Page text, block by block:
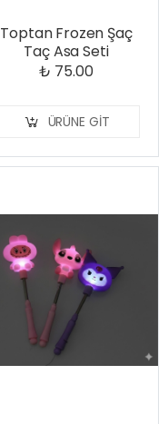
Toptan Frozen Şaç
Taç Asa Seti
₺ 75.00
ÜRÜNE GIT